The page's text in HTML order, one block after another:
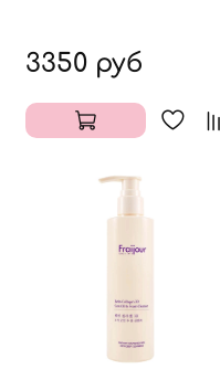
3350 руб